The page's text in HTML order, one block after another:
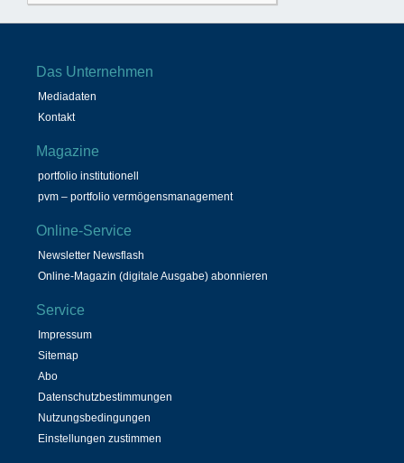
Das Unternehmen
Mediadaten
Kontakt
Magazine
portfolio institutionell
pvm – portfolio vermögensmanagement
Online-Service
Newsletter Newsflash
Online-Magazin (digitale Ausgabe) abonnieren
Service
Impressum
Sitemap
Abo
Datenschutzbestimmungen
Nutzungsbedingungen
Einstellungen zustimmen